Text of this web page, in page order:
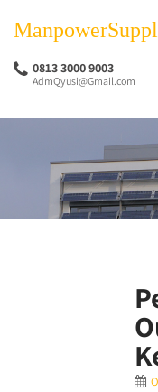
0813 3000 9003
AdmQyusi@Gmail.com